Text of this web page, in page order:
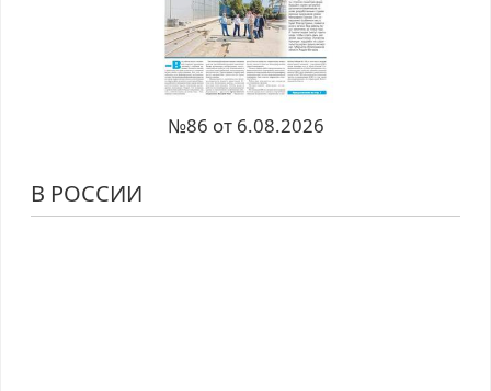
№86 от 6.08.2026
В РОССИИ